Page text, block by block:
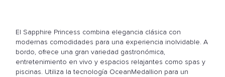
El Sapphire Princess combina elegancia clásica con
modernas comodidades para una experiencia inolvidable. A
bordo, ofrece una gran variedad gastronómica,
entretenimiento en vivo y espacios relajantes como spas y
piscinas. Utiliza la tecnología OceanMedallion para un